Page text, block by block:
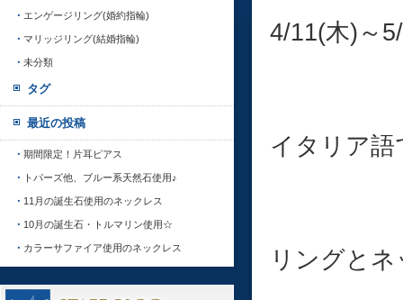
4/11(木)～
イタリア
リングと
エンゲージリング(婚約指輪)
マリッジリング(結婚指輪)
未分類
タグ
最近の投稿
期間限定！片耳ピアス
トパーズ他、ブルー系天然石使用♪
11月の誕生石使用のネックレス
10月の誕生石・トルマリン使用☆
カラーサファイア使用のネックレス